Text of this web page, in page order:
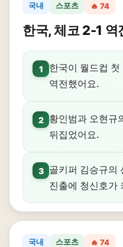
국내 스포츠 🔥 74
한국, 체코 2-1
1
한국이 월드컵
역전했어요.
2
황인범과 오현규
뒤집었어요.
3
골키퍼 김승규의
진출에 청신호가
국내 스포츠 🔥 74